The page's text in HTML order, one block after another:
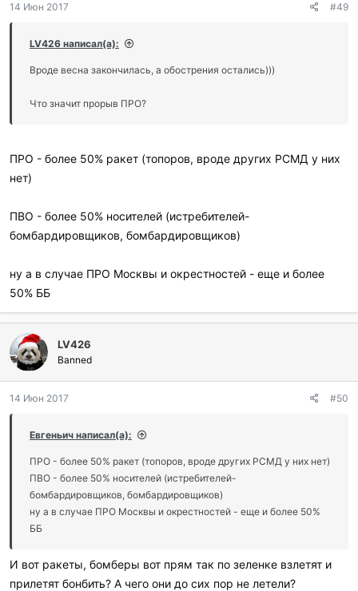
14 Июн 2017 #49
LV426 написал(а):
Вроде весна закончилась, а обострения остались)))
Что значит прорыв ПРО?
ПРО - более 50% ракет (топоров, вроде других РСМД у них
нет)
ПВО - более 50% носителей (истребителей-
бомбардировщиков, бомбардировщиков)
ну а в случае ПРО Москвы и окрестностей - еще и более
50% ББ
LV426
Banned
14 Июн 2017 #50
Евгеньич написал(а):
ПРО - более 50% ракет (топоров, вроде других РСМД у них нет)
ПВО - более 50% носителей (истребителей-
бомбардировщиков, бомбардировщиков)
ну а в случае ПРО Москвы и окрестностей - еще и более 50%
ББ
И вот ракеты, бомберы вот прям так по зеленке взлетят и
прилетят бонбить? А чего они до сих пор не летели?